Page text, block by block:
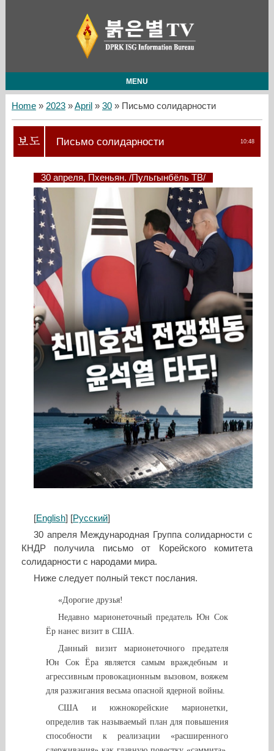
MENU
Home» 2023 »April » 30» Письмо солидарности
10:48
Письмо солидарности
30 апреля, Пхеньян. /Пульгынбёль ТВ/
[English] [Русский]
30 апреля Международная Группа солидарности с
КНДР получила письмо от Корейского комитета
солидарности с народами мира.
Ниже следует полный текст послания.
«Дорогие друзья!
Недавно марионеточный предатель Юн Сок
Ёр нанес визит в США.
Данный визит марионеточного предателя
Юн Сок Ёра является самым враждебным и
агрессивным провокационным вызовом, вояжем
для разжигания весьма опасной ядерной войны.
США и южнокорейские марионетки,
определив так называемый план для повышения
способности к реализации «расширенного